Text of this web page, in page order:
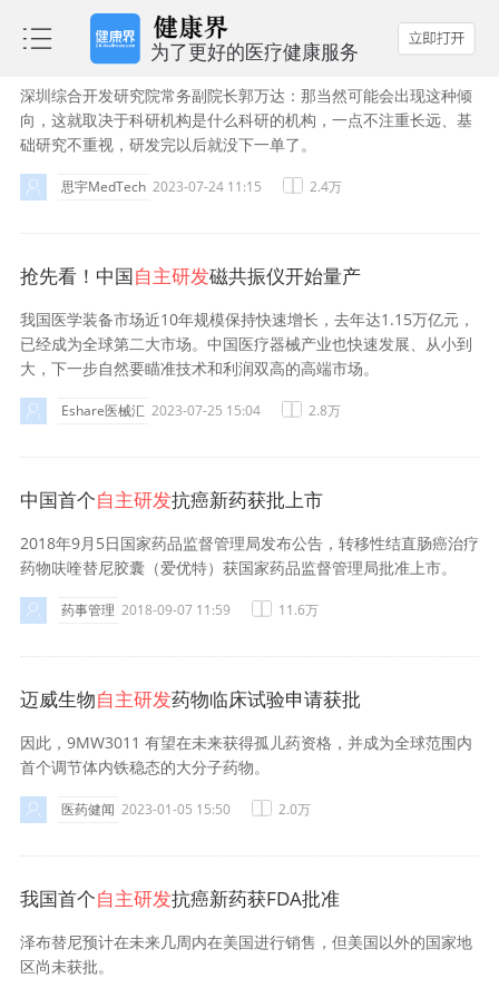
重磅！中国自主研发磁共振仪开始量产
深圳综合开发研究院常务副院长郭万达：那当然可能会出现这种倾
向，这就取决于科研机构是什么科研的机构，一点不注重长远、基
础研究不重视，研发完以后就没下一单了。
思宇MedTech 2023-07-24 11:15 2.4万
抢先看！中国自主研发磁共振仪开始量产
我国医学装备市场近10年规模保持快速增长，去年达1.15万亿元，
已经成为全球第二大市场。中国医疗器械产业也快速发展、从小到
大，下一步自然要瞄准技术和利润双高的高端市场。
Eshare医械汇 2023-07-25 15:04 2.8万
中国首个自主研发抗癌新药获批上市
2018年9月5日国家药品监督管理局发布公告，转移性结直肠癌治疗
药物呋喹替尼胶囊（爱优特）获国家药品监督管理局批准上市。
药事管理 2018-09-07 11:59 11.6万
迈威生物自主研发药物临床试验申请获批
因此，9MW3011 有望在未来获得孤儿药资格，并成为全球范围内
首个调节体内铁稳态的大分子药物。
医药健闻 2023-01-05 15:50 2.0万
我国首个自主研发抗癌新药获FDA批准
泽布替尼预计在未来几周内在美国进行销售，但美国以外的国家地
区尚未获批。